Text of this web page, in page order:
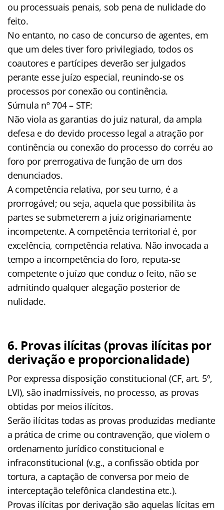
ou processuais penais, sob pena de nulidade do
feito.
No entanto, no caso de concurso de agentes, em
que um deles tiver foro privilegiado, todos os
coautores e partícipes deverão ser julgados
perante esse juízo especial, reunindo-se os
processos por conexão ou continência.
Súmula nº 704 – STF:
Não viola as garantias do juiz natural, da ampla
defesa e do devido processo legal a atração por
continência ou conexão do processo do corréu ao
foro por prerrogativa de função de um dos
denunciados.
A competência relativa, por seu turno, é a
prorrogável; ou seja, aquela que possibilita às
partes se submeterem a juiz originariamente
incompetente. A competência territorial é, por
excelência, competência relativa. Não invocada a
tempo a incompetência do foro, reputa-se
competente o juízo que conduz o feito, não se
admitindo qualquer alegação posterior de
nulidade.
6. Provas ilícitas (provas ilícitas por
derivação e proporcionalidade)
Por expressa disposição constitucional (CF, art. 5º,
LVI), são inadmissíveis, no processo, as provas
obtidas por meios ilícitos.
Serão ilícitas todas as provas produzidas mediante
a prática de crime ou contravenção, que violem o
ordenamento jurídico constitucional e
infraconstitucional (v.g., a confissão obtida por
tortura, a captação de conversa por meio de
interceptação telefônica clandestina etc.).
Provas ilícitas por derivação são aquelas lícitas em